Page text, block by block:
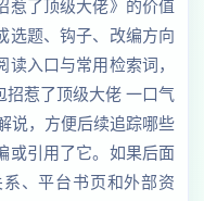
惹了顶级大佬》的价值
选题、钩子、改编方向
入口与常用检索词，
招惹了顶级大佬 一口气
说，方便后续追踪哪些
或引用了它。如果后面
、平台书页和外部资